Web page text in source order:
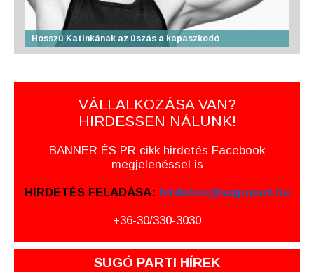
Hosszú Katinkának az úszás a kapaszkodó
VÁLLALKOZÁSA VAN?
HIRDESSEN NÁLUNK!
BANNER ÉS PR cikk hirdetés Facebook
megjelenéssel is
HIRDETÉS FELADÁSA: hirdetes@sugopart.hu
+36-30/330-3030
SUGÓ PARTI HÍREK